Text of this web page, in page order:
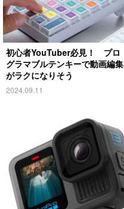
初心者YouTuber必見！ プロ
グラマブルテンキーで動画編集
がラクになりそう
2024.09.11